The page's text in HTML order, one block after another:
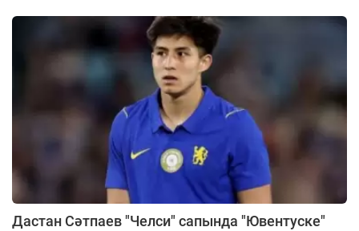
Дастан Сәтпаев "Челси" сапында "Ювентуске"